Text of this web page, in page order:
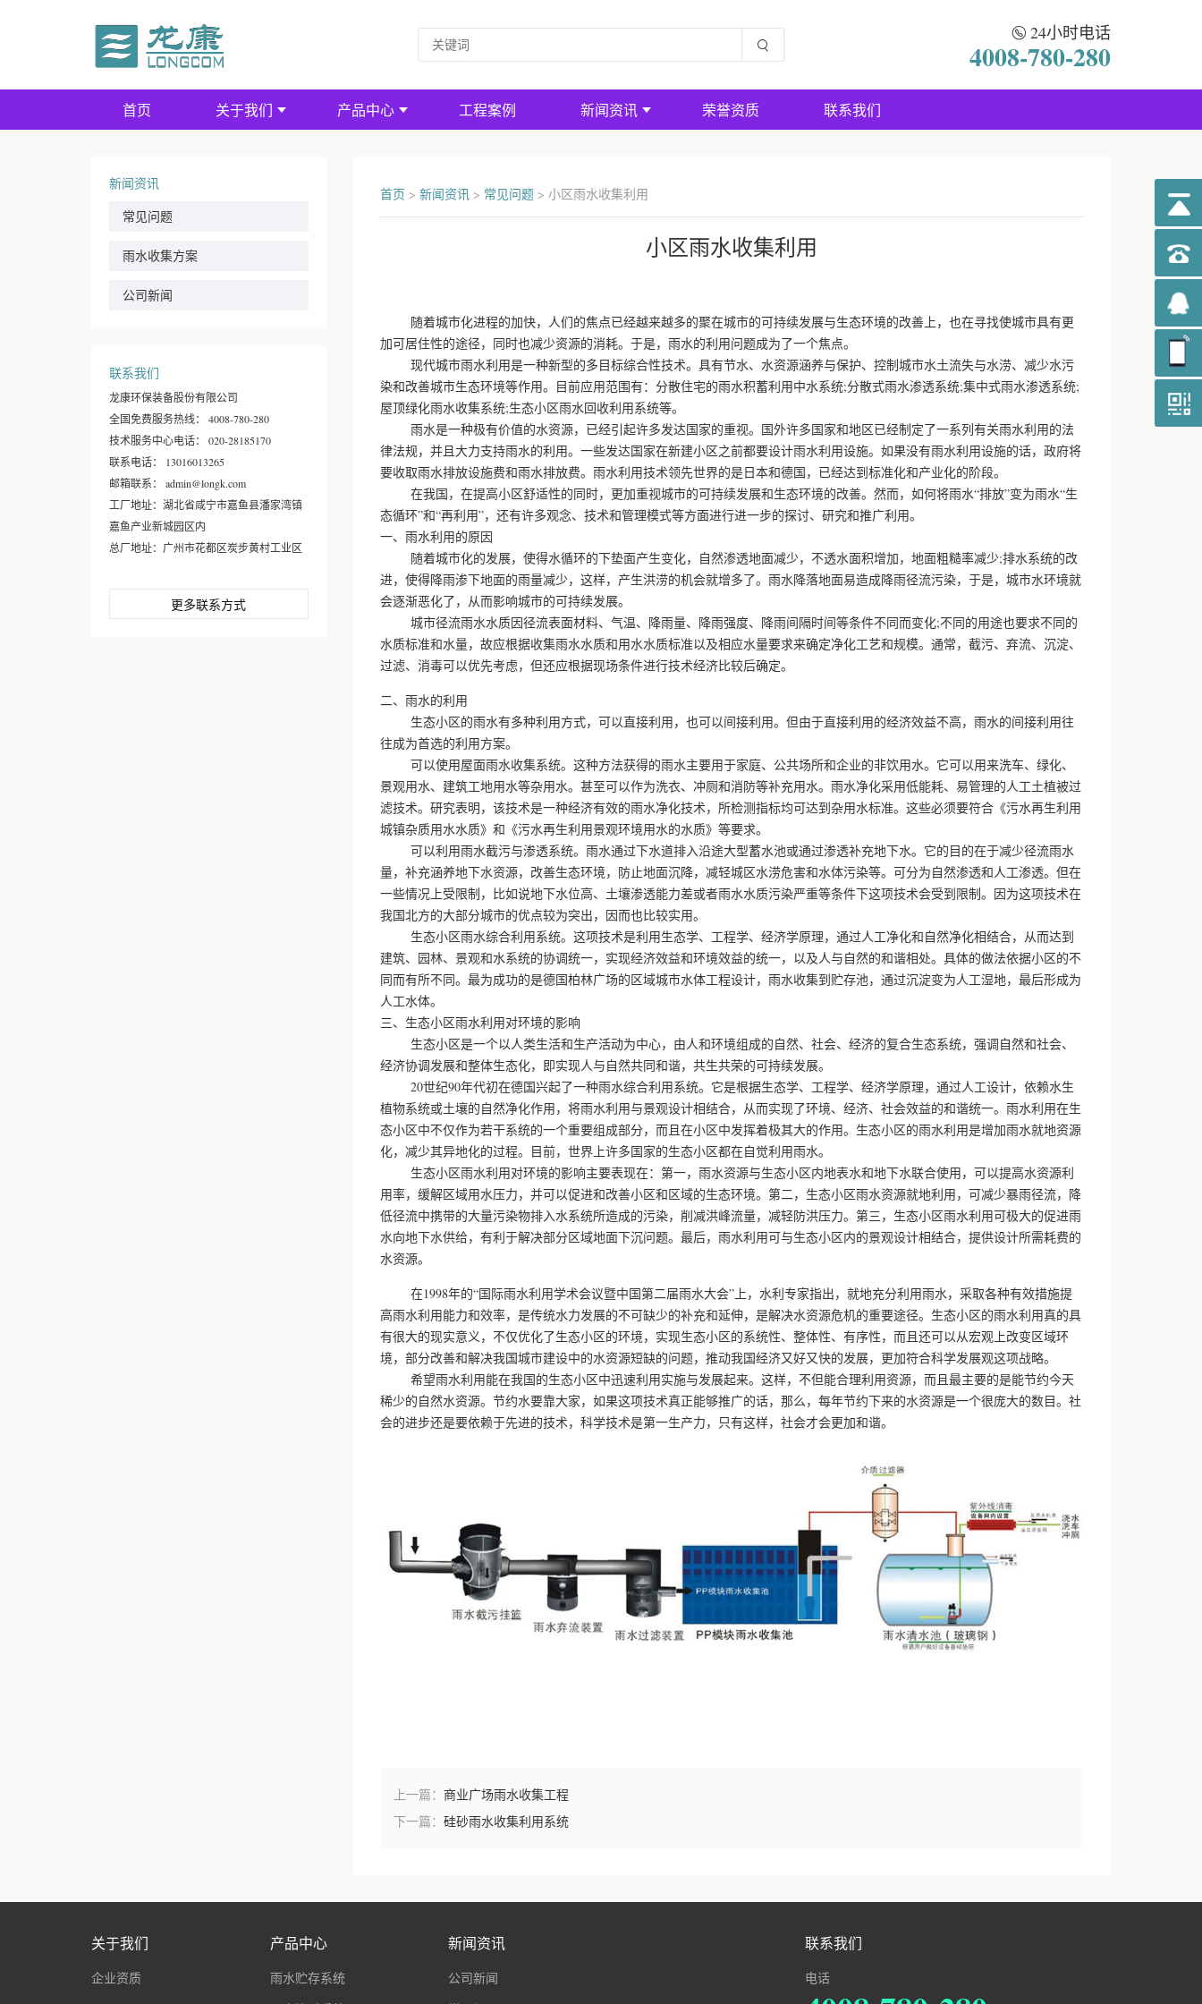
24小时电话
4008-780-280
首页 关于我们 产品中心 工程案例 新闻资讯 荣誉资质 联系我们
新闻资讯
常见问题
雨水收集方案
公司新闻
联系我们
龙康环保装备股份有限公司
全国免费服务热线： 4008-780-280
技术服务中心电话： 020-28185170
联系电话： 13016013265
邮箱联系： admin@longk.com
工厂地址：湖北省咸宁市嘉鱼县潘家湾镇
嘉鱼产业新城园区内
总厂地址：广州市花都区炭步黄村工业区
更多联系方式
首页 > 新闻资讯> 常见问题> 小区雨水收集利用
小区雨水收集利用
随着城市化进程的加快，人们的焦点已经越来越多的聚在城市的可持续发展与生态环境的改善上，也在寻找使城市具有更
加可居住性的途径，同时也减少资源的消耗。于是，雨水的利用问题成为了一个焦点。
现代城市雨水利用是一种新型的多目标综合性技术。具有节水、水资源涵养与保护、控制城市水土流失与水涝、减少水污
染和改善城市生态环境等作用。目前应用范围有：分散住宅的雨水积蓄利用中水系统;分散式雨水渗透系统;集中式雨水渗透系统;
屋顶绿化雨水收集系统;生态小区雨水回收利用系统等。
雨水是一种极有价值的水资源，已经引起许多发达国家的重视。国外许多国家和地区已经制定了一系列有关雨水利用的法
律法规，并且大力支持雨水的利用。一些发达国家在新建小区之前都要设计雨水利用设施。如果没有雨水利用设施的话，政府将
要收取雨水排放设施费和雨水排放费。雨水利用技术领先世界的是日本和德国，已经达到标准化和产业化的阶段。
在我国，在提高小区舒适性的同时，更加重视城市的可持续发展和生态环境的改善。然而，如何将雨水“排放”变为雨水“生
态循环”和“再利用”，还有许多观念、技术和管理模式等方面进行进一步的探讨、研究和推广利用。
一、雨水利用的原因
随着城市化的发展，使得水循环的下垫面产生变化，自然渗透地面减少，不透水面积增加，地面粗糙率减少;排水系统的改
进，使得降雨渗下地面的雨量减少，这样，产生洪涝的机会就增多了。雨水降落地面易造成降雨径流污染，于是，城市水环境就
会逐渐恶化了，从而影响城市的可持续发展。
城市径流雨水水质因径流表面材料、气温、降雨量、降雨强度、降雨间隔时间等条件不同而变化;不同的用途也要求不同的
水质标准和水量，故应根据收集雨水水质和用水水质标准以及相应水量要求来确定净化工艺和规模。通常，截污、弃流、沉淀、
过滤、消毒可以优先考虑，但还应根据现场条件进行技术经济比较后确定。
二、雨水的利用
生态小区的雨水有多种利用方式，可以直接利用，也可以间接利用。但由于直接利用的经济效益不高，雨水的间接利用往
往成为首选的利用方案。
可以使用屋面雨水收集系统。这种方法获得的雨水主要用于家庭、公共场所和企业的非饮用水。它可以用来洗车、绿化、
景观用水、建筑工地用水等杂用水。甚至可以作为洗衣、冲厕和消防等补充用水。雨水净化采用低能耗、易管理的人工土植被过
滤技术。研究表明，该技术是一种经济有效的雨水净化技术，所检测指标均可达到杂用水标准。这些必须要符合《污水再生利用
城镇杂质用水水质》和《污水再生利用景观环境用水的水质》等要求。
可以利用雨水截污与渗透系统。雨水通过下水道排入沿途大型蓄水池或通过渗透补充地下水。它的目的在于减少径流雨水
量，补充涵养地下水资源，改善生态环境，防止地面沉降，减轻城区水涝危害和水体污染等。可分为自然渗透和人工渗透。但在
一些情况上受限制，比如说地下水位高、土壤渗透能力差或者雨水水质污染严重等条件下这项技术会受到限制。因为这项技术在
我国北方的大部分城市的优点较为突出，因而也比较实用。
生态小区雨水综合利用系统。这项技术是利用生态学、工程学、经济学原理，通过人工净化和自然净化相结合，从而达到
建筑、园林、景观和水系统的协调统一，实现经济效益和环境效益的统一，以及人与自然的和谐相处。具体的做法依据小区的不
同而有所不同。最为成功的是德国柏林广场的区域城市水体工程设计，雨水收集到贮存池，通过沉淀变为人工湿地，最后形成为
人工水体。
三、生态小区雨水利用对环境的影响
生态小区是一个以人类生活和生产活动为中心，由人和环境组成的自然、社会、经济的复合生态系统，强调自然和社会、
经济协调发展和整体生态化，即实现人与自然共同和谐，共生共荣的可持续发展。
20世纪90年代初在德国兴起了一种雨水综合利用系统。它是根据生态学、工程学、经济学原理，通过人工设计，依赖水生
植物系统或土壤的自然净化作用，将雨水利用与景观设计相结合，从而实现了环境、经济、社会效益的和谐统一。雨水利用在生
态小区中不仅作为若干系统的一个重要组成部分，而且在小区中发挥着极其大的作用。生态小区的雨水利用是增加雨水就地资源
化，减少其异地化的过程。目前，世界上许多国家的生态小区都在自觉利用雨水。
生态小区雨水利用对环境的影响主要表现在：第一，雨水资源与生态小区内地表水和地下水联合使用，可以提高水资源利
用率，缓解区域用水压力，并可以促进和改善小区和区域的生态环境。第二，生态小区雨水资源就地利用，可减少暴雨径流，降
低径流中携带的大量污染物排入水系统所造成的污染，削减洪峰流量，减轻防洪压力。第三，生态小区雨水利用可极大的促进雨
水向地下水供给，有利于解决部分区域地面下沉问题。最后，雨水利用可与生态小区内的景观设计相结合，提供设计所需耗费的
水资源。
在1998年的“国际雨水利用学术会议暨中国第二届雨水大会”上，水利专家指出，就地充分利用雨水，采取各种有效措施提
高雨水利用能力和效率，是传统水力发展的不可缺少的补充和延伸，是解决水资源危机的重要途径。生态小区的雨水利用真的具
有很大的现实意义，不仅优化了生态小区的环境，实现生态小区的系统性、整体性、有序性，而且还可以从宏观上改变区域环
境，部分改善和解决我国城市建设中的水资源短缺的问题，推动我国经济又好又快的发展，更加符合科学发展观这项战略。
希望雨水利用能在我国的生态小区中迅速利用实施与发展起来。这样，不但能合理利用资源，而且最主要的是能节约今天
稀少的自然水资源。节约水要靠大家，如果这项技术真正能够推广的话，那么，每年节约下来的水资源是一个很庞大的数目。社
会的进步还是要依赖于先进的技术，科学技术是第一生产力，只有这样，社会才会更加和谐。
上一篇： 商业广场雨水收集工程
下一篇： 硅砂雨水收集利用系统
关于我们
企业资质
产品中心
雨水贮存系统
新闻资讯
公司新闻
联系我们
电话